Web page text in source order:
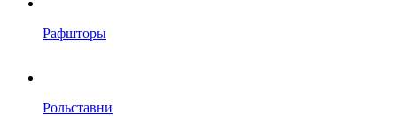
Рафшторы
Рольставни